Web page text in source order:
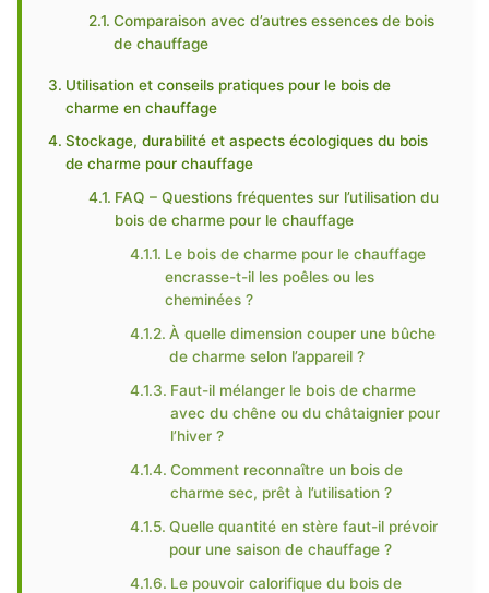
Comparaison avec d’autres essences de bois
de chauffage
Utilisation et conseils pratiques pour le bois de
charme en chauffage
Stockage, durabilité et aspects écologiques du bois
de charme pour chauffage
FAQ – Questions fréquentes sur l’utilisation du
bois de charme pour le chauffage
Le bois de charme pour le chauffage
encrasse-t-il les poêles ou les
cheminées ?
À quelle dimension couper une bûche
de charme selon l’appareil ?
Faut-il mélanger le bois de charme
avec du chêne ou du châtaignier pour
l’hiver ?
Comment reconnaître un bois de
charme sec, prêt à l’utilisation ?
Quelle quantité en stère faut-il prévoir
pour une saison de chauffage ?
Le pouvoir calorifique du bois de